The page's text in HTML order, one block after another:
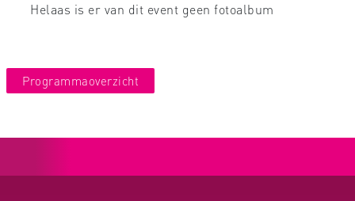
Helaas is er van dit event geen fotoalbum
Programmaoverzicht